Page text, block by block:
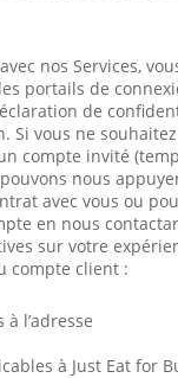
nos Services,
portails de
de
Si vous ne
compte invité
nous
avec vous ou
en nous
sur votre
compte client :
l’adresse
à Just Eat for